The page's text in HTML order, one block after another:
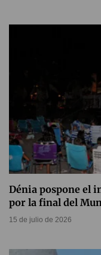
Dénia pospone el
por la final del
15 de julio de 2026